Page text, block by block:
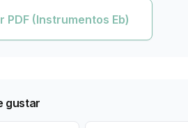
PDF (Instrumentos Eb)
gustar